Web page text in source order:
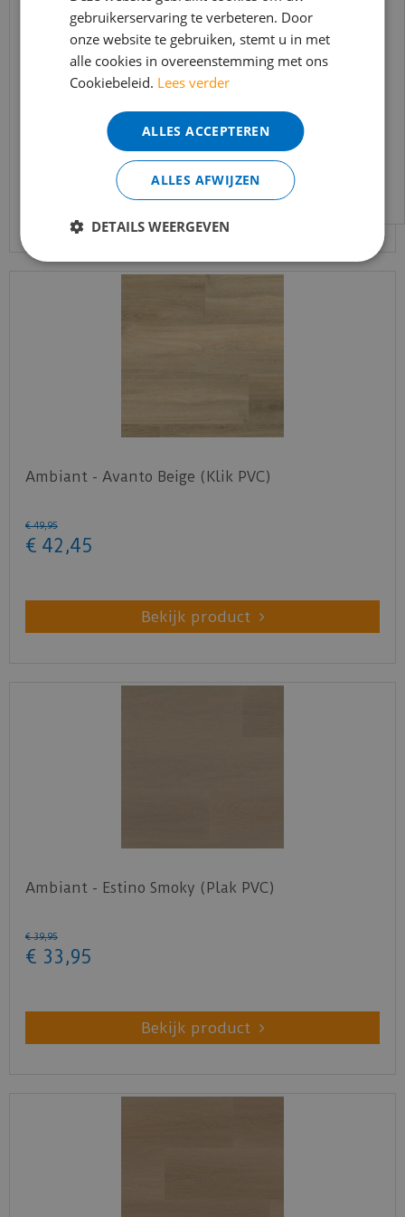
Ambiant - Avanto Beige (Plak PVC)
Bekijk product
Ambiant - Avanto Beige (Klik PVC)
€ 49,95
€ 42 ,45
Bekijk product
Ambiant - Estino Smoky (Plak PVC)
€ 39,95
€ 33 ,95
Bekijk product
t/m 14 augustus telefonisch helaas niet
bereikbaar.
Bestelling worden uiteraard verwerkt
echter iets minder snel dan wat je van ons
gewend bent.
Voor vragen kan je ons bereiken via
info@merkvloerenwinkel.nl
gebruikerservaring te verbeteren. Door
onze website te gebruiken, stemt u in met
alle cookies in overeenstemming met ons
Cookiebeleid. Lees verder
ALLES ACCEPTEREN
ALLES AFWIJZEN
DETAILS WEERGEVEN